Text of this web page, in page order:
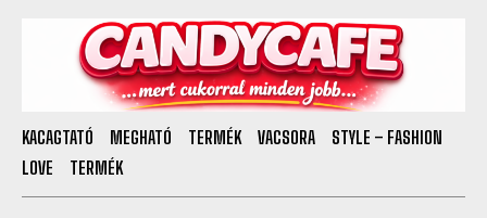
MEGHATÓ TERMÉK VACSORA
STYLE – FASHION
LOVE
TERMÉK